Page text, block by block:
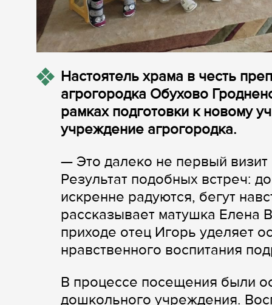
Настоятель храма в честь
агрогородка Обухово
рамках подготовки к новому
учреждение агрогородка.
— Это далеко не первый
Результат подобных встреч:
искренне радуются, бегут
рассказывает матушка Елена
приходе отец Игорь уделяет
нравственного воспитания
В процессе посещения были
дошкольного учреждения.